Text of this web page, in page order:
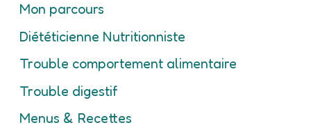
Mon parcours
Diététicienne Nutritionniste
Trouble comportement alimentaire
Trouble digestif
Menus & Recettes